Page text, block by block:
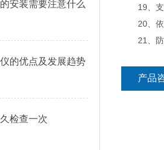
安装需要注意什么
的优点及发展趋势
检查一次
19、支
20、依
21、防
产品